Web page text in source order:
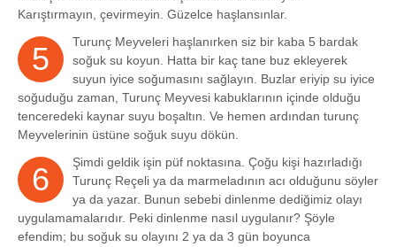
Karıştırmayın, çevirmeyin. Güzelce haşlansınlar.
5
Turunç Meyveleri haşlanırken siz bir kaba 5 bardak
soğuk su koyun. Hatta bir kaç tane buz ekleyerek
suyun iyice soğumasını sağlayın. Buzlar eriyip su iyice
soğuduğu zaman, Turunç Meyvesi kabuklarının içinde olduğu
tenceredeki kaynar suyu boşaltın. Ve hemen ardından turunç
Meyvelerinin üstüne soğuk suyu dökün.
6
Şimdi geldik işin püf noktasına. Çoğu kişi hazırladığı
Turunç Reçeli ya da marmeladının acı olduğunu söyler
ya da yazar. Bunun sebebi dinlenme dediğimiz olayı
uygulamamalarıdır. Peki dinlenme nasıl uygulanır? Şöyle
efendim; bu soğuk su olayını 2 ya da 3 gün boyunca